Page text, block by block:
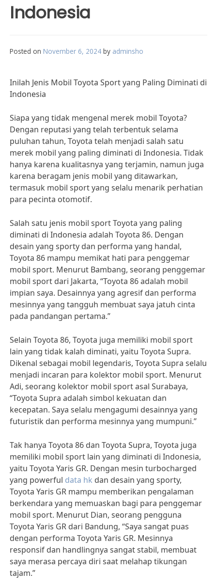
Indonesia
Posted on November 6, 2024 by adminsho
Inilah Jenis Mobil Toyota Sport yang Paling Diminati di
Indonesia
Siapa yang tidak mengenal merek mobil Toyota?
Dengan reputasi yang telah terbentuk selama
puluhan tahun, Toyota telah menjadi salah satu
merek mobil yang paling diminati di Indonesia. Tidak
hanya karena kualitasnya yang terjamin, namun juga
karena beragam jenis mobil yang ditawarkan,
termasuk mobil sport yang selalu menarik perhatian
para pecinta otomotif.
Salah satu jenis mobil sport Toyota yang paling
diminati di Indonesia adalah Toyota 86. Dengan
desain yang sporty dan performa yang handal,
Toyota 86 mampu memikat hati para penggemar
mobil sport. Menurut Bambang, seorang penggemar
mobil sport dari Jakarta, “Toyota 86 adalah mobil
impian saya. Desainnya yang agresif dan performa
mesinnya yang tangguh membuat saya jatuh cinta
pada pandangan pertama.”
Selain Toyota 86, Toyota juga memiliki mobil sport
lain yang tidak kalah diminati, yaitu Toyota Supra.
Dikenal sebagai mobil legendaris, Toyota Supra selalu
menjadi incaran para kolektor mobil sport. Menurut
Adi, seorang kolektor mobil sport asal Surabaya,
“Toyota Supra adalah simbol kekuatan dan
kecepatan. Saya selalu mengagumi desainnya yang
futuristik dan performa mesinnya yang mumpuni.”
Tak hanya Toyota 86 dan Toyota Supra, Toyota juga
memiliki mobil sport lain yang diminati di Indonesia,
yaitu Toyota Yaris GR. Dengan mesin turbocharged
yang powerful data hk dan desain yang sporty,
Toyota Yaris GR mampu memberikan pengalaman
berkendara yang memuaskan bagi para penggemar
mobil sport. Menurut Dian, seorang pengguna
Toyota Yaris GR dari Bandung, “Saya sangat puas
dengan performa Toyota Yaris GR. Mesinnya
responsif dan handlingnya sangat stabil, membuat
saya merasa percaya diri saat melahap tikungan
tajam.”